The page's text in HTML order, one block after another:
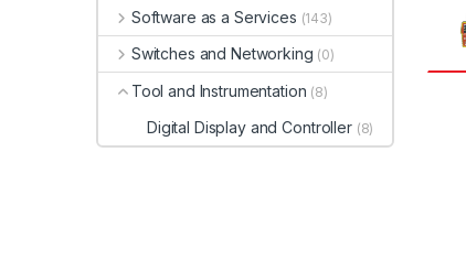
Software as a Services (143)
Switches and Networking (0)
Tool and Instrumentation (8)
Digital Display and Controller (8)